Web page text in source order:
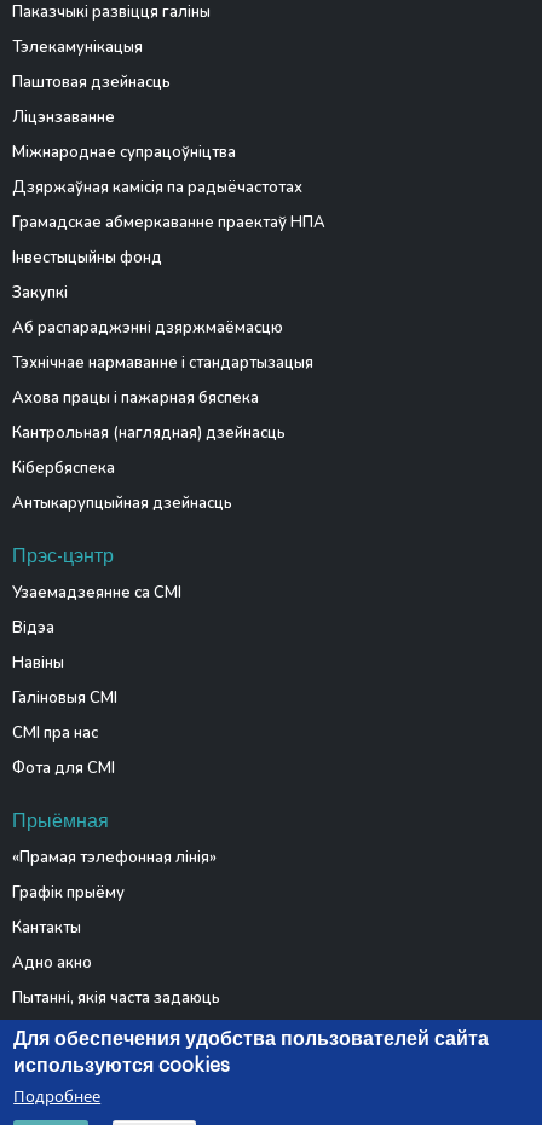
Паказчыкі развіцця галіны
Тэлекамунікацыя
Паштовая дзейнасць
Ліцэнзаванне
Міжнароднае супрацоўніцтва
Дзяржаўная камісія па радыёчастотах
Грамадскае абмеркаванне праектаў НПА
Інвестыцыйны фонд
Закупкі
Аб распараджэнні дзяржмаёмасцю
Тэхнічнае нармаванне і стандартызацыя
Ахова працы і пажарная бяспека
Кантрольная (наглядная) дзейнасць
Кібербяспека
Антыкарупцыйная дзейнасць
Прэс-цэнтр
Узаемадзеянне са СМІ
Відэа
Навіны
Галіновыя СМІ
СМІ пра нас
Фота для СМІ
Прыёмная
«Прамая тэлефонная лінія»
Графік прыёму
Кантакты
Адно акно
Пытанні, якія часта задаюць
Электронныя звароты
Для обеспечения удобства пользователей сайта
используются cookies
Подробнее